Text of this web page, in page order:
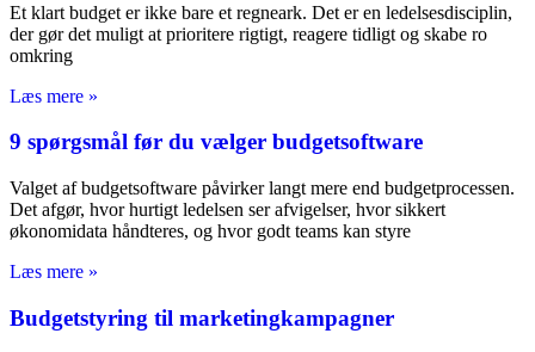
Et klart budget er ikke bare et regneark. Det er en ledelsesdisciplin,
der gør det muligt at prioritere rigtigt, reagere tidligt og skabe ro
omkring
Læs mere »
9 spørgsmål før du vælger budgetsoftware
Valget af budgetsoftware påvirker langt mere end budgetprocessen.
Det afgør, hvor hurtigt ledelsen ser afvigelser, hvor sikkert
økonomidata håndteres, og hvor godt teams kan styre
Læs mere »
Budgetstyring til marketingkampagner